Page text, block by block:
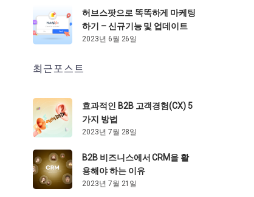
허브스팟으로 똑똑하게 마케팅
하기 – 신규기능 및 업데이트
2023년 6월 26일
최근포스트
효과적인 B2B 고객경험(CX) 5
가지 방법
2023년 7월 28일
B2B 비즈니스에서 CRM을 활
용해야 하는 이유
2023년 7월 21일